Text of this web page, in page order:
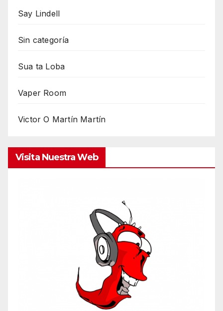
Say Lindell
Sin categoría
Sua ta Loba
Vaper Room
Victor O Martín Martín
Visita Nuestra Web